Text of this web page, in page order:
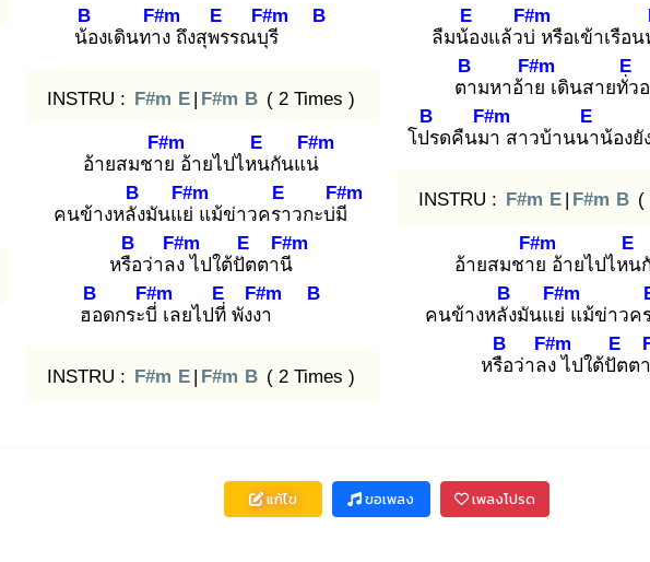
น้อ
B
งเดินทาง
F#m
ถึงสุพร
E
รณบุรี
F#m B
INSTRU : F#m E | F#m B ( 2 Times )
อ้ายสมชาย
F#m
อ้ายไปไหน
E
กันแน่
F#m
คนข้างหลัง
B
มันแย่
F#m
แม้ข่าวครา
E
วกะบ่มี
F#m
หรือ
B
ว่าลง
F#m
ไปใต้ปัต
E
ตานี
F#m
ฮอ
B
ดกระบี่
F#m
เลยไปที่
E
พังงา
F#m B
INSTRU : F#m E | F#m B ( 2 Times )
ลืมน้อ
E
งแล้วบ่
F#m
หรือเข้าเรือน
ตา
B
มหาอ้าย
F#m
เดินสายทั่ว
E
โปร
B
ดคืนมา
F#m
สาวบ้านนา
E
น้องยั
INSTRU : F#m E | F#m B (
อ้ายสมชาย
F#m
อ้ายไปไหน
E
คนข้างหลัง
B
มันแย่
F#m
แม้ข่าวค
หรือ
B
ว่าลง
F#m
ไปใต้ปัต
E
ต
แก้ไข ขอเพลง เพลงโปรด